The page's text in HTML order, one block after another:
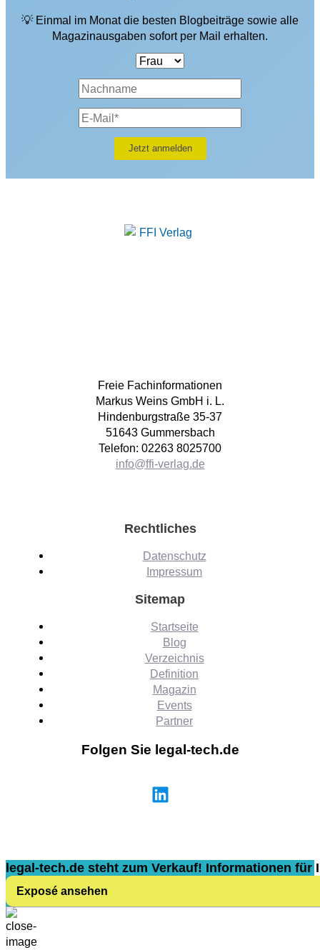
💡 Einmal im Monat die besten Blogbeiträge sowie alle
Magazinausgaben sofort per Mail erhalten.
Freie Fachinformationen
Markus Weins GmbH i. L.
Hindenburgstraße 35-37
51643 Gummersbach
Telefon: 02263 8025700
info@ffi-verlag.de
Rechtliches
Datenschutz
Impressum
Sitemap
Startseite
Blog
Verzeichnis
Definition
Magazin
Events
Partner
Folgen Sie legal-tech.de
legal-tech.de steht zum Verkauf! Informationen für
Exposé ansehen